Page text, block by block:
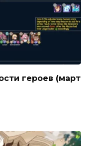
героев (март